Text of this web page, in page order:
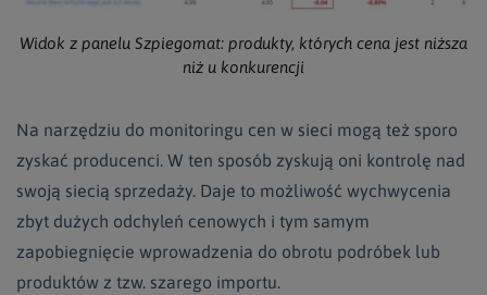
Widok z panelu Szpiegomat: produkty, których cena jest niższa
niż u konkurencji
Na narzędziu do monitoringu cen w sieci mogą też sporo
zyskać producenci. W ten sposób zyskują oni kontrolę nad
swoją siecią sprzedaży. Daje to możliwość wychwycenia
zbyt dużych odchyleń cenowych i tym samym
zapobiegnięcie wprowadzenia do obrotu podróbek lub
produktów z tzw. szarego importu.